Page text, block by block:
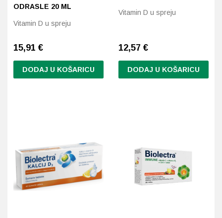
ODRASLE 20 ML
Vitamin D u spreju
15,91 €
DODAJ U KOŠARICU
Vitamin D u spreju
12,57 €
DODAJ U KOŠARICU